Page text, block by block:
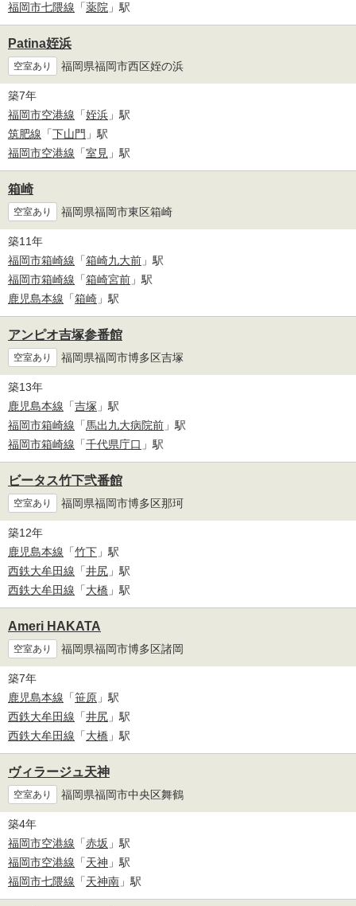
福岡市七隈線 「薬院 」駅
Patina姪浜
空室あり 福岡県福岡市西区姪の浜
築7年
福岡市空港線 「姪浜 」駅
筑肥線 「下山門 」駅
福岡市空港線 「室見 」駅
箱崎
空室あり 福岡県福岡市東区箱崎
築11年
福岡市箱崎線 「箱崎九大前 」駅
福岡市箱崎線 「箱崎宮前 」駅
鹿児島本線 「箱崎 」駅
アンピオ吉塚参番館
空室あり 福岡県福岡市博多区吉塚
築13年
鹿児島本線 「吉塚 」駅
福岡市箱崎線 「馬出九大病院前 」駅
福岡市箱崎線 「千代県庁口 」駅
ビータス竹下弐番館
空室あり 福岡県福岡市博多区那珂
築12年
鹿児島本線 「竹下 」駅
西鉄大牟田線 「井尻 」駅
西鉄大牟田線 「大橋 」駅
Ameri HAKATA
空室あり 福岡県福岡市博多区諸岡
築7年
鹿児島本線 「笹原 」駅
西鉄大牟田線 「井尻 」駅
西鉄大牟田線 「大橋 」駅
ヴィラージュ天神
空室あり 福岡県福岡市中央区舞鶴
築4年
福岡市空港線 「赤坂 」駅
福岡市空港線 「天神 」駅
福岡市七隈線 「天神南 」駅